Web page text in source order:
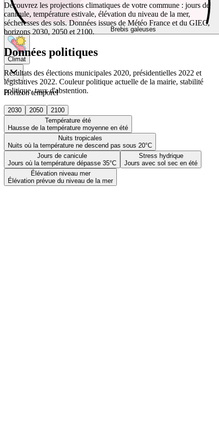
Brebis galeuses
Climat
Horizon temporel
2030 2050
2100
Température été
Hausse de la température moyenne en été
Nuits tropicales
Nuits où la température ne descend pas sous 20°C
Jours de canicule
Jours où la température dépasse 35°C
Stress hydrique
Jours avec sol sec en été
Élévation niveau mer
Élévation prévue du niveau de la mer
Découvrez les projections climatiques de votre commune : jours de
canicule, température estivale, élévation du niveau de la mer,
sécheresses des sols. Données issues de Météo France et du GIEC,
horizons 2030, 2050 et 2100.
Données politiques
Résultats des élections municipales 2020, présidentielles 2022 et
législatives 2022. Couleur politique actuelle de la mairie, stabilité
politique, taux d'abstention.